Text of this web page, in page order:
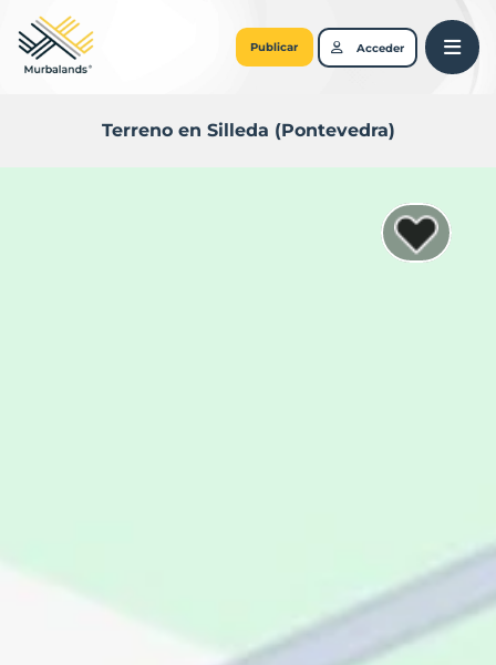
Publicar Acceder
Terreno en Silleda (Pontevedra)